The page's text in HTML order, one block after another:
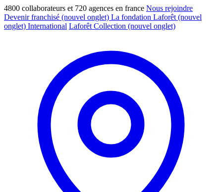
4800 collaborateurs et 720 agences en france Nous rejoindre
Devenir franchisé (nouvel onglet) La fondation Laforêt (nouvel
onglet) International Laforêt Collection (nouvel onglet)